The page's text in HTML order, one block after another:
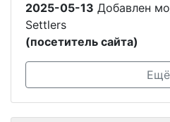
2025-05-13 Добавлен
Settlers
(посетитель сайта)
Ещё